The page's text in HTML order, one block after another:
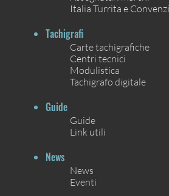
Italia Turrita e
Tachigrafi
Carte tachigrafiche
Centri tecnici
Modulistica
Tachigrafo digitale
Guide
Guide
Link utili
News
News
Eventi